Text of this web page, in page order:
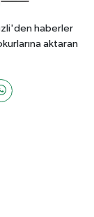
haberler
aktaran